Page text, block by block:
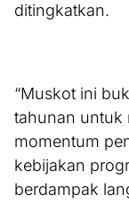
ditingkatkan.
“Muskot ini
tahunan untuk
momentum
kebijakan
berdampak